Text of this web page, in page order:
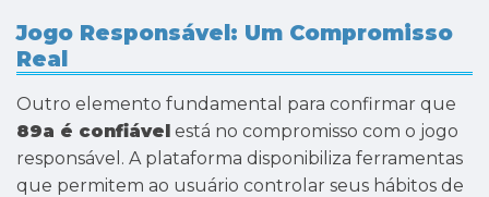
Jogo Responsável: Um Compromisso
Real
Outro elemento fundamental para confirmar que
89a é confiável está no compromisso com o jogo
responsável. A plataforma disponibiliza ferramentas
que permitem ao usuário controlar seus hábitos de